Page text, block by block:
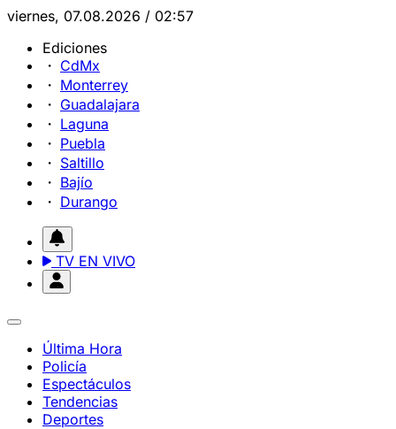
viernes, 07.08.2026 / 02:57
Ediciones
CdMx
Monterrey
Guadalajara
Laguna
Puebla
Saltillo
Bajío
Durango
TV EN VIVO
Última Hora
Policía
Espectáculos
Tendencias
Deportes